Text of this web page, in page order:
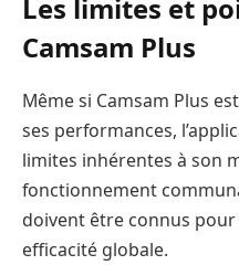
Les limites et
Camsam Plus
Même si Camsam Plus
ses performances,
limites inhérentes à son
fonctionnement
doivent être connus
efficacité globale.